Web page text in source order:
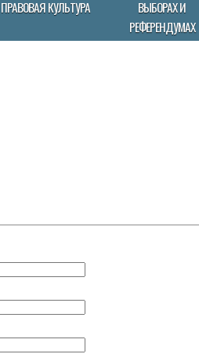
ПРАВОВАЯ КУЛЬТУРА
ВЫБОРАХ И
РЕФЕРЕНДУМАХ